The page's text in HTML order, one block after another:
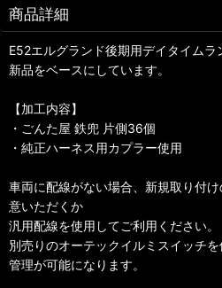
商品詳細
E52エルグランド後期用デイタイムラ
新品をベースにしています。
【加工内容】
・ごんた屋 鉄兜 片側36個
・純正ハーネス用カプラー使用
車両に配線がない場合、新規取り付
意いただくか
汎用配線を使用してご利用ください。
別売りのオーテックイルミスイッチ
管理が可能になります。